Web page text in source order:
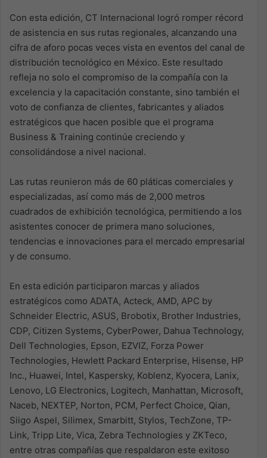
Con esta edición, CT Internacional logró romper récord
de asistencia en sus rutas regionales, alcanzando una
cifra de aforo pocas veces vista en eventos del canal de
distribución tecnológico en México. Este resultado
refleja no solo el compromiso de la compañía con la
excelencia y la capacitación constante, sino también el
voto de confianza de clientes, fabricantes y aliados
estratégicos que hacen posible que el programa
Business & Training continúe creciendo y
consolidándose a nivel nacional.
Las rutas reunieron más de 60 pláticas comerciales y
especializadas, así como más de 2,000 metros
cuadrados de exhibición tecnológica, permitiendo a los
asistentes conocer de primera mano soluciones,
tendencias e innovaciones para el mercado empresarial
y de consumo.
En esta edición participaron marcas y aliados
estratégicos como ADATA, Acteck, AMD, APC by
Schneider Electric, ASUS, Brobotix, Brother Industries,
CDP, Citizen Systems, CyberPower, Dahua Technology,
Dell Technologies, Epson, EZVIZ, Forza Power
Technologies, Hewlett Packard Enterprise, Hisense, HP
Inc., Huawei, Intel, Kaspersky, Koblenz, Kyocera, Lanix,
Lenovo, LG Electronics, Logitech, Manhattan, Microsoft,
Naceb, NEXTEP, Norton, PCM, Perfect Choice, Qian,
Siigo Aspel, Silimex, Smarbitt, Stylos, TechZone, TP-
Link, Tripp Lite, Vica, Zebra Technologies y ZKTeco,
entre otras compañías que respaldaron este exitoso